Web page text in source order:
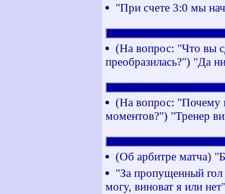
"При счете 3:0 мы
Рома (Flyer, Киев)
(На вопрос: "Что вы
преобразилась?") "Да
Локомотив (~ЭйдеН, SARANSK)
(На вопрос: "Почему
моментов?") "Тренер
Ильичевец (Игорь2006, Мариуполь)
(Об арбитре матча)
"За пропущенный гол
могу, виноват я или